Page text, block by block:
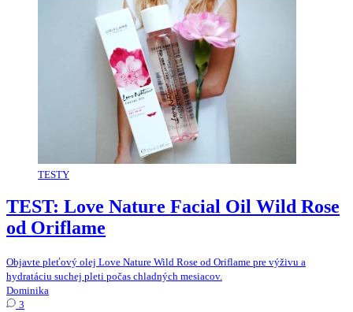
TESTY
TEST: Love Nature Facial Oil Wild Rose
od Oriflame
Objavte pleťový olej Love Nature Wild Rose od Oriflame pre výživu a
hydratáciu suchej pleti počas chladných mesiacov.
Dominika
3